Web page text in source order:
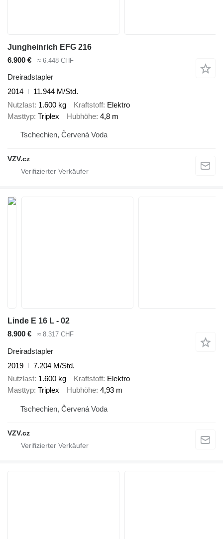
Jungheinrich EFG 216
6.900 €
≈ 6.448 CHF
Dreiradstapler
2014
11.944 M/Std.
Nutzlast 1.600 kg Kraftstoff Elektro
Masttyp Triplex Hubhöhe 4,8 m
Tschechien, Červená Voda
VZV.cz
Linde E 16 L - 02
8.900 €
≈ 8.317 CHF
Dreiradstapler
2019
7.204 M/Std.
Nutzlast 1.600 kg Kraftstoff Elektro
Masttyp Triplex Hubhöhe 4,93 m
Tschechien, Červená Voda
VZV.cz